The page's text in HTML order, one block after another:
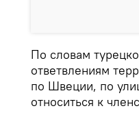
По словам
ответвлениям
по Швеции, по
относиться к